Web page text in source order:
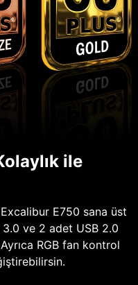
ile
E750 sana üst
ve 2 adet USB 2.0
RGB fan kontrol